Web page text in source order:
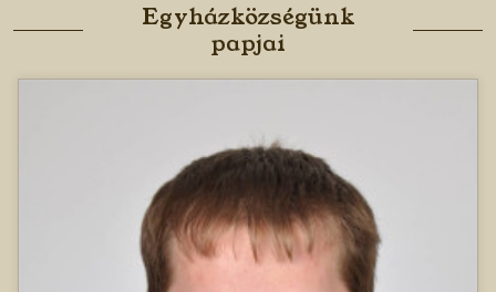
Egyházközségünk
papjai